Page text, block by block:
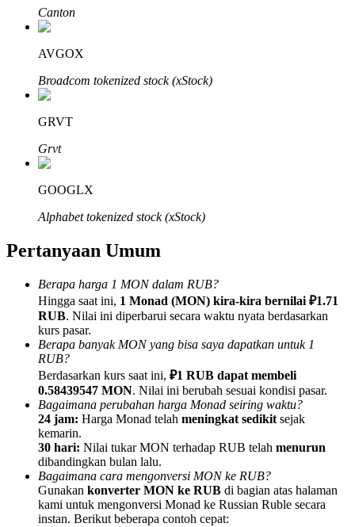
Referensi
Undang teman untuk mendapatkan imbalan tunai
BTC Welcome Rewards
Canton
AVGOX
Broadcom tokenized stock (xStock)
GRVT
Grvt
GOOGLX
Alphabet tokenized stock (xStock)
Pertanyaan Umum
Berapa harga 1 MON dalam RUB?
Hingga saat ini, 1 Monad (MON) kira-kira bernilai ₽1.71
RUB. Nilai ini diperbarui secara waktu nyata berdasarkan
kurs pasar.
Berapa banyak MON yang bisa saya dapatkan untuk 1
RUB?
Berdasarkan kurs saat ini, ₽1 RUB dapat membeli
0.58439547 MON. Nilai ini berubah sesuai kondisi pasar.
Bagaimana perubahan harga Monad seiring waktu?
24 jam: Harga Monad telah meningkat sedikit sejak
kemarin.
30 hari: Nilai tukar MON terhadap RUB telah menurun
dibandingkan bulan lalu.
Bagaimana cara mengonversi MON ke RUB?
Gunakan konverter MON ke RUB di bagian atas halaman
kami untuk mengonversi Monad ke Russian Ruble secara
instan. Berikut beberapa contoh cepat: